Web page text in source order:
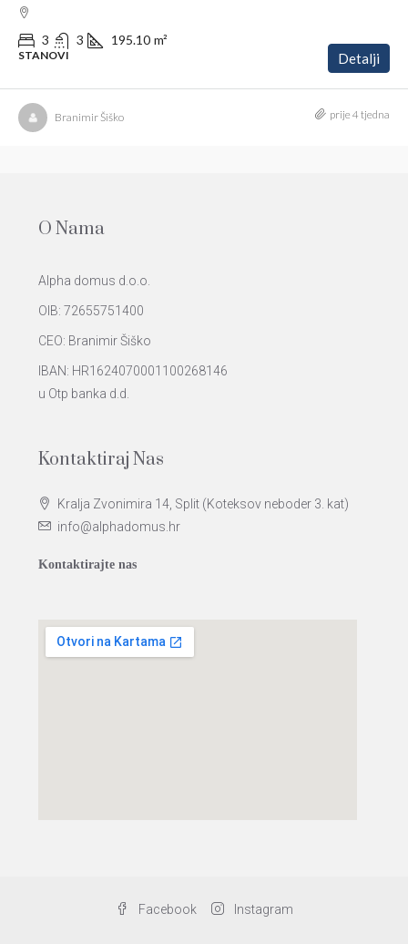
3 3 195.10 m²
STANOVI Detalji
Branimir Šiško prije 4 tjedna
O Nama
Alpha domus d.o.o.
OIB: 72655751400
CEO: Branimir Šiško
IBAN: HR1624070001100268146
u Otp banka d.d.
Kontaktiraj Nas
Kralja Zvonimira 14, Split (Koteksov neboder 3. kat)
info@alphadomus.hr
Kontaktirajte nas
Facebook Instagram